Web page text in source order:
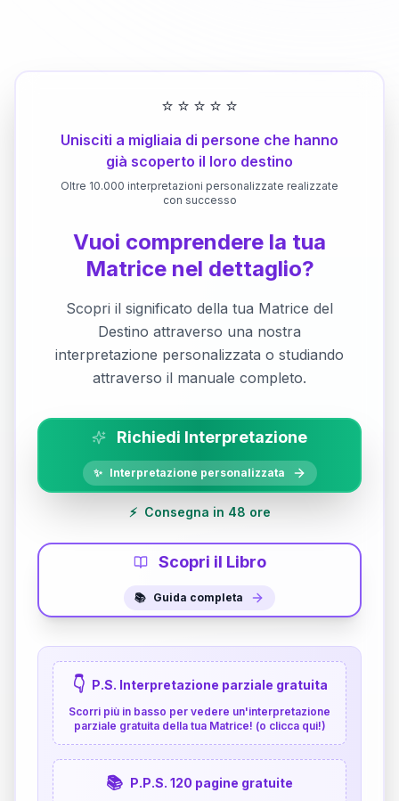
⭐ ⭐ ⭐ ⭐ ⭐
Unisciti a migliaia di persone che hanno
già scoperto il loro destino
Oltre 10.000 interpretazioni personalizzate realizzate
con successo
Vuoi comprendere la tua
Matrice nel dettaglio?
Scopri il significato della tua Matrice del
Destino attraverso una nostra
interpretazione personalizzata o studiando
attraverso il manuale completo.
Richiedi Interpretazione
✨ Interpretazione personalizzata
⚡ Consegna in 48 ore
Scopri il Libro
📚 Guida completa
👇 P.S. Interpretazione parziale gratuita
Scorri più in basso per vedere un'interpretazione
parziale gratuita della tua Matrice! (o clicca qui!)
📚 P.P.S. 120 pagine gratuite